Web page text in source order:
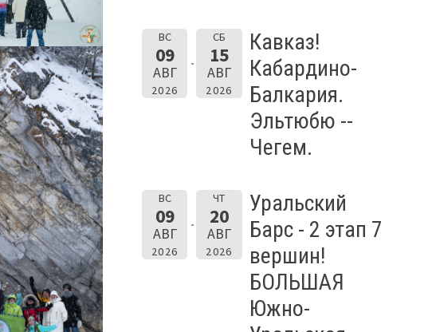
ВС
09
АВГ
2026
СБ
15
АВГ
2026
Кавказ!
Кабардино-
Балкария.
Эльтюбю --
Чегем.
ВС
09
АВГ
2026
ЧТ
20
АВГ
2026
Уральский
Барс - 2 этап 7
вершин!
БОЛЬШАЯ
Южно-